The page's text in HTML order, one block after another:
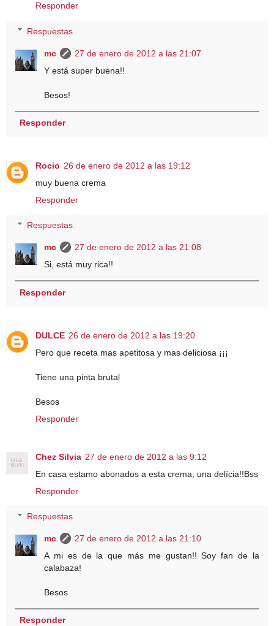
Responder
Respuestas
mc
27 de enero de 2012 a las 21:07
Y está super buena!!
Besos!
Responder
Rocio 26 de enero de 2012 a las 19:12
muy buena crema
Responder
Respuestas
mc
27 de enero de 2012 a las 21:08
Si, está muy rica!!
Responder
DULCE 26 de enero de 2012 a las 19:20
Pero que receta mas apetitosa y mas deliciosa ¡¡¡
Tiene una pinta brutal
Besos
Responder
Chez Silvia 27 de enero de 2012 a las 9:12
En casa estamo abonados a esta crema, una delícia!!Bss
Responder
Respuestas
mc
27 de enero de 2012 a las 21:10
A mi es de la que más me gustan!! Soy fan de la
calabaza!
Besos
Responder